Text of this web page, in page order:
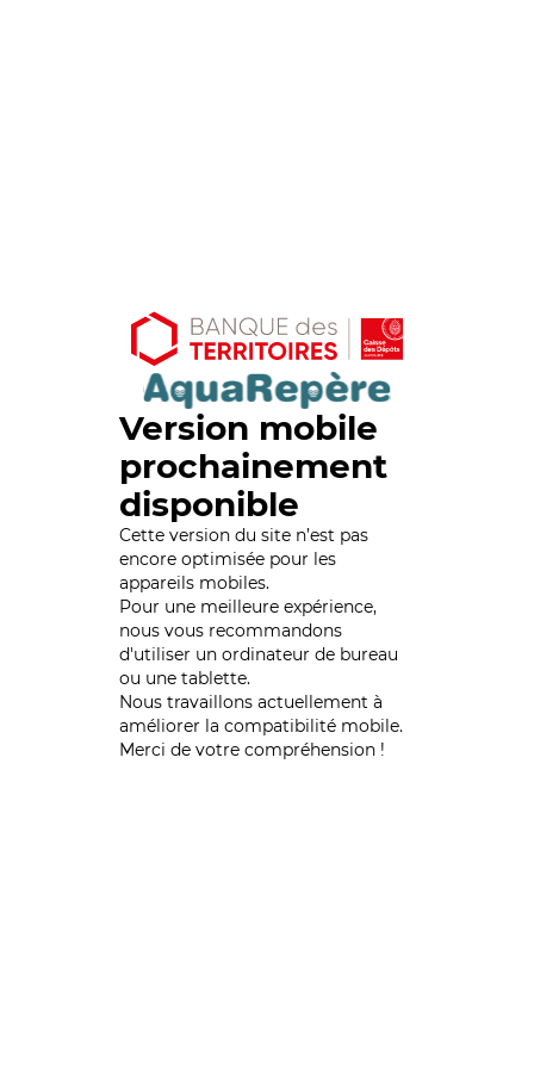
Version mobile
prochainement
disponible
Cette version du site n’est pas
encore optimisée pour les
appareils mobiles.
Pour une meilleure expérience,
nous vous recommandons
d'utiliser un ordinateur de bureau
ou une tablette.
Nous travaillons actuellement à
améliorer la compatibilité mobile.
Merci de votre compréhension !